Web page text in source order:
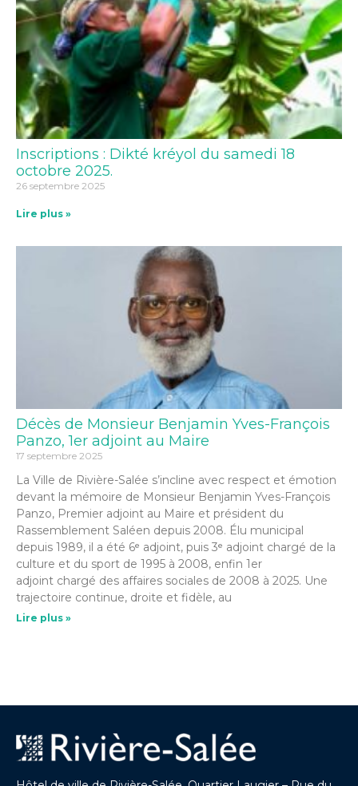
Inscriptions : Dikté kréyol du samedi 18
octobre 2025.
26 septembre 2025
Lire plus »
Décès de Monsieur Benjamin Yves-François
Panzo, 1er adjoint au Maire
17 septembre 2025
La Ville de Rivière-Salée s’incline avec respect et émotion
devant la mémoire de Monsieur Benjamin Yves-François
Panzo, Premier adjoint au Maire et président du
Rassemblement Saléen depuis 2008. Élu municipal
depuis 1989, il a été 6ᵉ adjoint, puis 3ᵉ adjoint chargé de la
culture et du sport de 1995 à 2008, enfin 1er
adjoint chargé des affaires sociales de 2008 à 2025. Une
trajectoire continue, droite et fidèle, au
Lire plus »